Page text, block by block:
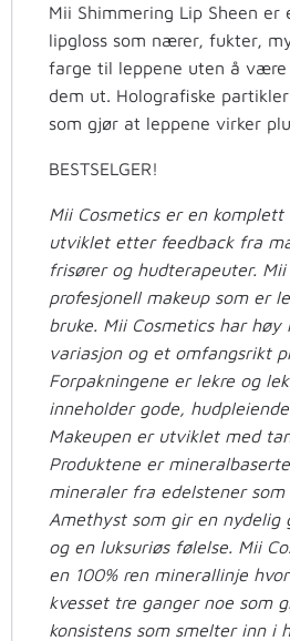
Mii Shimmering Lip Sheen er
lipgloss som nærer, fukter,
farge til leppene uten å være
dem ut. Holografiske
som gjør at leppene virker
BESTSELGER!
Mii Cosmetics er en komplett
utviklet etter feedback fra
frisører og hudterapeuter.
profesjonell makeup som er
bruke. Mii Cosmetics har
variasjon og et omfangsrikt
Forpakningene er lekre og
inneholder gode,
Makeupen er utviklet med
Produktene er
mineraler fra edelstener som
Amethyst som gir en nydelig
og en luksuriøs følelse. Mii
en 100% ren minerallinje
kvesset tre ganger noe som
konsistens som smelter inn i